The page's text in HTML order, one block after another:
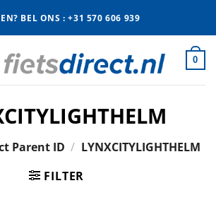
BEL ONS : +31 570 606 939
0
Parent ID / LYNXCITYLIGHTHELM
FILTER